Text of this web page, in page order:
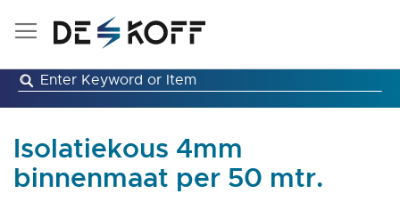
Ga
inhoud
Isolatiekous 4mm
binnenmaat per 50 mtr.